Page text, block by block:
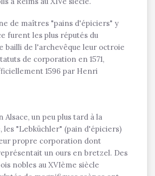
de maîtres "pains d'épiciers" y
furent les plus réputés du
bailli de l'archevêque leur octroie
de corporation en 1571,
1596 par Henri
!
Alsace, un peu plus tard à la
les "Lebküchler" (pain d'épiciers)
propre corporation dont
un ours en bretzel. Des
nobles au XVIème siècle